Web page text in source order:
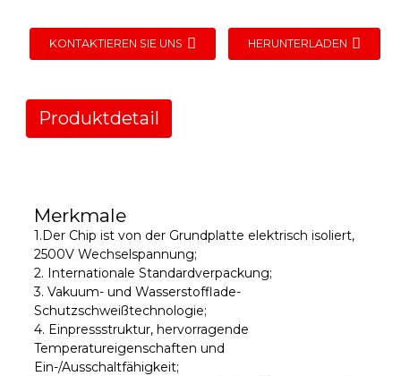
KONTAKTIEREN SIE UNS HERUNTERLADEN
Produktdetail
Merkmale
1.Der Chip ist von der Grundplatte elektrisch isoliert,
2500V Wechselspannung;
2. Internationale Standardverpackung;
3. Vakuum- und Wasserstofflade-
Schutzschweißtechnologie;
4. Einpressstruktur, hervorragende
Temperatureigenschaften und
Ein-/Ausschaltfähigkeit;